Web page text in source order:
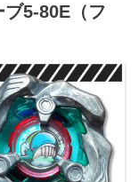
5-80E（フ